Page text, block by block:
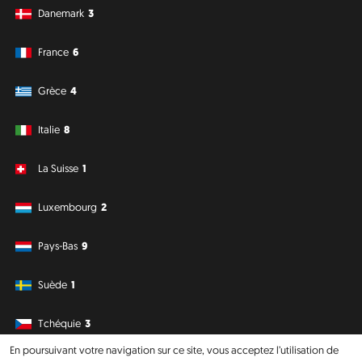
En poursuivant votre navigation sur ce site, vous acceptez l’utilisation de
Danemark 3
France 6
Grèce 4
Italie 8
La Suisse 1
Luxembourg 2
Pays-Bas 9
Suède 1
Tchéquie 3